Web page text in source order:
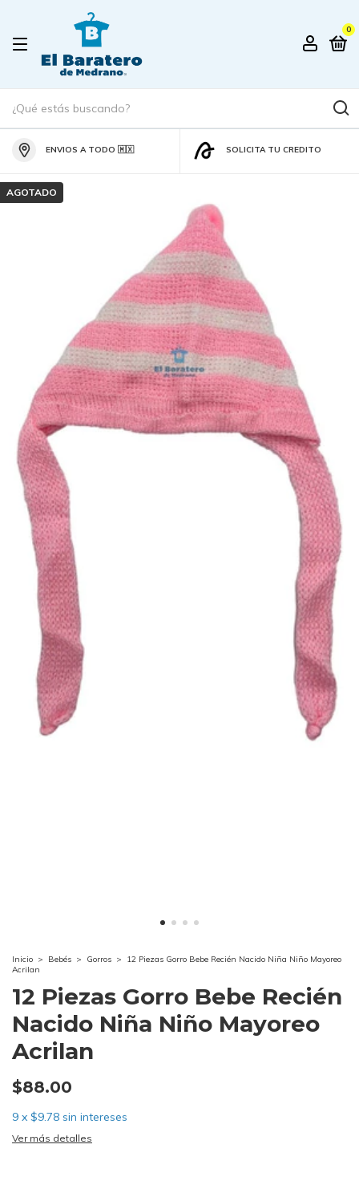
0
ENVIOS A TODO 🇲🇽 SOLICITA TU CREDITO
AGOTADO
Inicio > Bebés > Gorros >
12 Piezas Gorro Bebe Recién Nacido Niña Niño Mayoreo
Acrilan
12 Piezas Gorro Bebe Recién
Nacido Niña Niño Mayoreo
Acrilan
$88.00
9 x $9.78 sin intereses
Ver más detalles